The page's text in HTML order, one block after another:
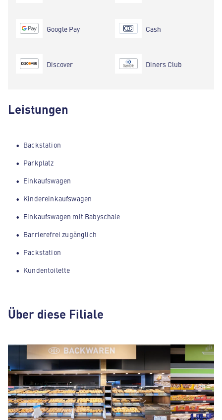
Google Pay
Discover
Cash
Diners Club
Leistungen
Backstation
Parkplatz
Einkaufswagen
Kindereinkaufswagen
Einkaufswagen mit Babyschale
Barrierefrei zugänglich
Packstation
Kundentoilette
Über diese Filiale